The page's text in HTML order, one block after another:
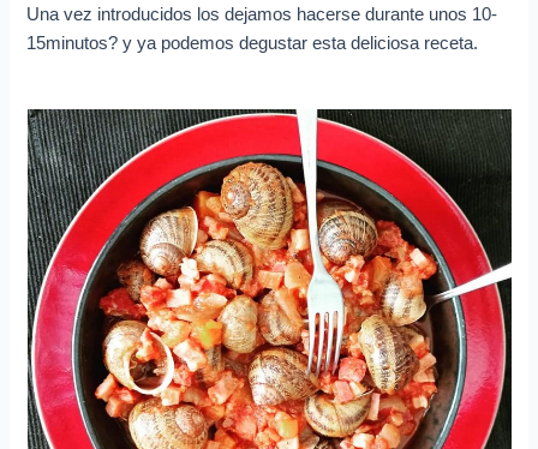
Una vez introducidos los dejamos hacerse durante unos 10-
15minutos? y ya podemos degustar esta deliciosa receta.